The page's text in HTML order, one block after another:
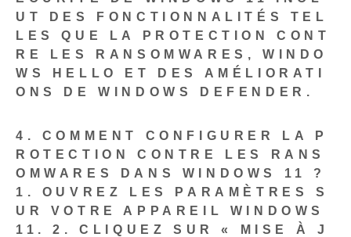
UT DES FONCTIONNALITÉS TEL
LES QUE LA PROTECTION CONT
RE LES RANSOMWARES, WINDO
WS HELLO ET DES AMÉLIORATI
ONS DE WINDOWS DEFENDER.
4. COMMENT CONFIGURER LA P
ROTECTION CONTRE LES RANS
OMWARES DANS WINDOWS 11 ?
1. OUVREZ LES PARAMÈTRES S
UR VOTRE APPAREIL WINDOWS
11.
2. CLIQUEZ SUR « MISE À J